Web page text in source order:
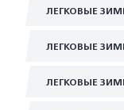
ЛЕГКОВЫЕ
ЛЕГКОВЫЕ
ЛЕГКОВЫЕ